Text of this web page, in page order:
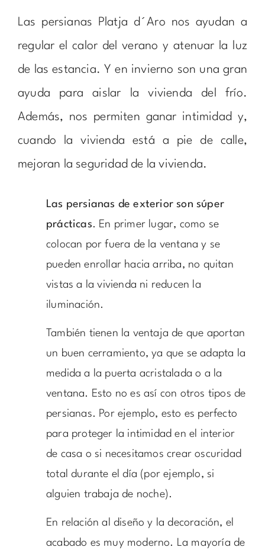
Las persianas Platja d´Aro nos ayudan a
regular el calor del verano y atenuar la luz
de las estancia. Y en invierno son una gran
ayuda para aislar la vivienda del frío.
Además, nos permiten ganar intimidad y,
cuando la vivienda está a pie de calle,
mejoran la seguridad de la vivienda.
Las persianas de exterior son súper
prácticas. En primer lugar, como se
colocan por fuera de la ventana y se
pueden enrollar hacia arriba, no quitan
vistas a la vivienda ni reducen la
iluminación.
También tienen la ventaja de que aportan
un buen cerramiento, ya que se adapta la
medida a la puerta acristalada o a la
ventana. Esto no es así con otros tipos de
persianas. Por ejemplo, esto es perfecto
para proteger la intimidad en el interior
de casa o si necesitamos crear oscuridad
total durante el día (por ejemplo, si
alguien trabaja de noche).
En relación al diseño y la decoración, el
acabado es muy moderno. La mayoría de